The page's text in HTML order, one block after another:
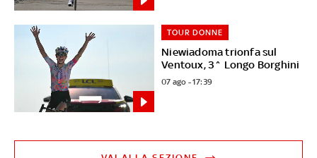
Niewiadoma trionfa sul
Ventoux, 3^ Longo Borghini
TOUR DONNE
07 ago - 17:39